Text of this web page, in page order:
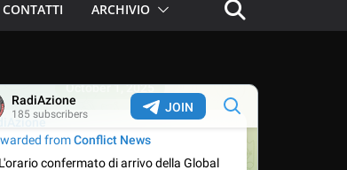
CONTATTI ARCHIVIO